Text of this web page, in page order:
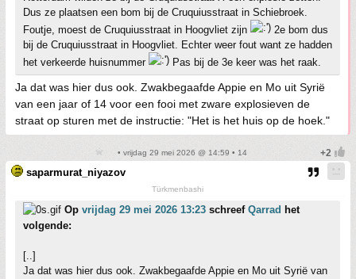
Dus ze plaatsen een bom bij de Cruquiusstraat in Schiebroek.
Foutje, moest de Cruquiusstraat in Hoogvliet zijn
2e bom dus
bij de Cruquiusstraat in Hoogvliet. Echter weer fout want ze hadden
het verkeerde huisnummer
Pas bij de 3e keer was het raak.
Ja dat was hier dus ook. Zwakbegaafde Appie en Mo uit Syrië
van een jaar of 14 voor een fooi met zware explosieven de
straat op sturen met de instructie: "Het is het huis op de hoek."
• vrijdag 29 mei 2026 @ 14:59 • 14
saparmurat_niyazov
Türkmenbashi
Op vrijdag 29 mei 2026 13:23 schreef Qarrad het
volgende:
[..]
Ja dat was hier dus ook. Zwakbegaafde Appie en Mo uit Syrië van